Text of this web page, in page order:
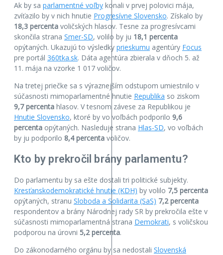
Ak by sa parlamentné voľby konali v prvej polovici mája,
zvíťazilo by v nich hnutie Progresívne Slovensko. Získalo by
18,3 percenta voličských hlasov. Tesne za progresívcami
skončila strana Smer-SD, volilo by ju 18,1 percenta
opýtaných. Ukazujú to výsledky prieskumu agentúry Focus
pre portál 360tka.sk. Dáta agentúra zbierala v dňoch 5. až
11. mája na vzorke 1 017 voličov.
Na tretej priečke sa s výraznejším odstupom umiestnilo v
súčasnosti mimoparlamentné hnutie Republika so ziskom
9,7 percenta hlasov. V tesnom závese za Republikou je
Hnutie Slovensko, ktoré by vo voľbách podporilo 9,6
percenta opýtaných. Nasleduje strana Hlas-SD, vo voľbách
by ju podporilo 8,4 percenta voličov.
Kto by prekročil brány parlamentu?
Do parlamentu by sa ešte dostali tri politické subjekty.
Kresťanskodemokratické hnutie (KDH) by volilo 7,5 percenta
opýtaných, stranu Sloboda a Solidarita (SaS) 7,2 percenta
respondentov a brány Národnej rady SR by prekročila ešte v
súčasnosti mimoparlamentná strana Demokrati, s voličskou
podporou na úrovni 5,2 percenta.
Do zákonodarného orgánu by sa nedostali Slovenská